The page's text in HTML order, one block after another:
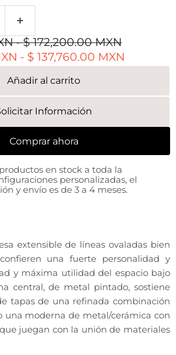
-Precio original
$ 172,200.00 MXN
- $ 137,760.00 MXN
Añadir al carrito
Información
Comprar ahora
en stock a toda la
personalizadas, el
y envío es de 3 a 4 meses.
extensible de líneas ovaladas bien
una fuerte personalidad y
y máxima utilidad del espacio bajo
central, de metal pintado, sostiene
tapas de una refinada combinación
una moderna de metal/cerámica con
juegan con la unión de materiales